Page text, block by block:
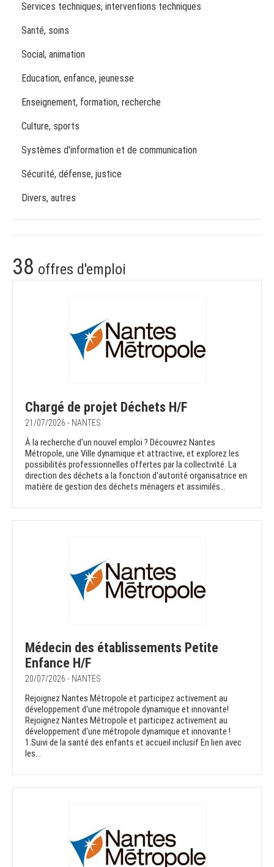
Services techniques, interventions techniques
Santé, soins
Social, animation
Education, enfance, jeunesse
Enseignement, formation, recherche
Culture, sports
Systèmes d'information et de communication
Sécurité, défense, justice
Divers, autres
38 offres d'emploi
Chargé de projet Déchets H/F
21/07/2026 - NANTES
À la recherche d'un nouvel emploi ? Découvrez Nantes
Métropole, une Ville dynamique et attractive, et explorez les
possibilités professionnelles offertes par la collectivité. La
direction des déchets a la fonction d'autorité organisatrice en
matière de gestion des déchets ménagers et assimilés...
Médecin des établissements Petite
Enfance H/F
20/07/2026 - NANTES
Rejoignez Nantes Métropole et participez activement au
développement d'une métropole dynamique et innovante!
Rejoignez Nantes Métropole et participez activement au
développement d'une métropole dynamique et innovante !
1.Suivi de la santé des enfants et accueil inclusif En lien avec
les...